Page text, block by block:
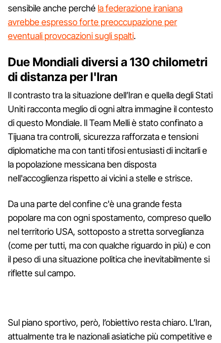
sensibile anche perché la federazione iraniana
avrebbe espresso forte preoccupazione per
eventuali provocazioni sugli spalti.
Due Mondiali diversi a 130 chilometri
di distanza per l'Iran
Il contrasto tra la situazione dell’Iran e quella degli Stati
Uniti racconta meglio di ogni altra immagine il contesto
di questo Mondiale. Il Team Melli è stato confinato a
Tijuana tra controlli, sicurezza rafforzata e tensioni
diplomatiche ma con tanti tifosi entusiasti di incitarli e
la popolazione messicana ben disposta
nell'accoglienza rispetto ai vicini a stelle e strisce.
Da una parte del confine c'è una grande festa
popolare ma con ogni spostamento, compreso quello
nel territorio USA, sottoposto a stretta sorveglianza
(come per tutti, ma con qualche riguardo in più) e con
il peso di una situazione politica che inevitabilmente si
riflette sul campo.
Sul piano sportivo, però, l’obiettivo resta chiaro. L’Iran,
attualmente tra le nazionali asiatiche più competitive e